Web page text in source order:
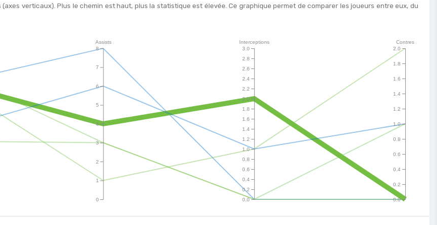
verticaux). Plus le chemin est haut, plus la statistique est élevée. Ce graphique permet de comparer les joueurs entre eux, du
0
1
2
3
4
5
6
7
8
Assists
0.0
0.2
0.4
0.6
0.8
1.0
1.2
1.4
1.6
1.8
2.0
2.2
2.4
2.6
2.8
3.0
Interceptions
0.0
0.2
0.4
0.6
0.8
1.0
1.2
1.4
1.6
1.8
2.0
Contres